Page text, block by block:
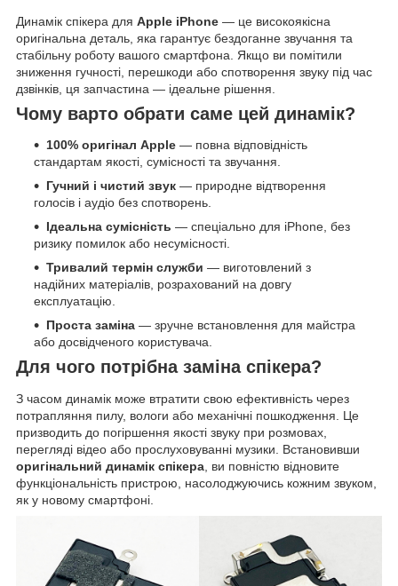
Динамік спікера для Apple iPhone — це високоякісна
оригінальна деталь, яка гарантує бездоганне звучання та
стабільну роботу вашого смартфона. Якщо ви помітили
зниження гучності, перешкоди або спотворення звуку під час
дзвінків, ця запчастина — ідеальне рішення.
Чому варто обрати саме цей динамік?
100% оригінал Apple — повна відповідність
стандартам якості, сумісності та звучання.
Гучний і чистий звук — природне відтворення
голосів і аудіо без спотворень.
Ідеальна сумісність — спеціально для iPhone, без
ризику помилок або несумісності.
Тривалий термін служби — виготовлений з
надійних матеріалів, розрахований на довгу
експлуатацію.
Проста заміна — зручне встановлення для майстра
або досвідченого користувача.
Для чого потрібна заміна спікера?
З часом динамік може втратити свою ефективність через
потрапляння пилу, вологи або механічні пошкодження. Це
призводить до погіршення якості звуку при розмовах,
перегляді відео або прослуховуванні музики. Встановивши
оригінальний динамік спікера , ви повністю відновите
функціональність пристрою, насолоджуючись кожним звуком,
як у новому смартфоні.